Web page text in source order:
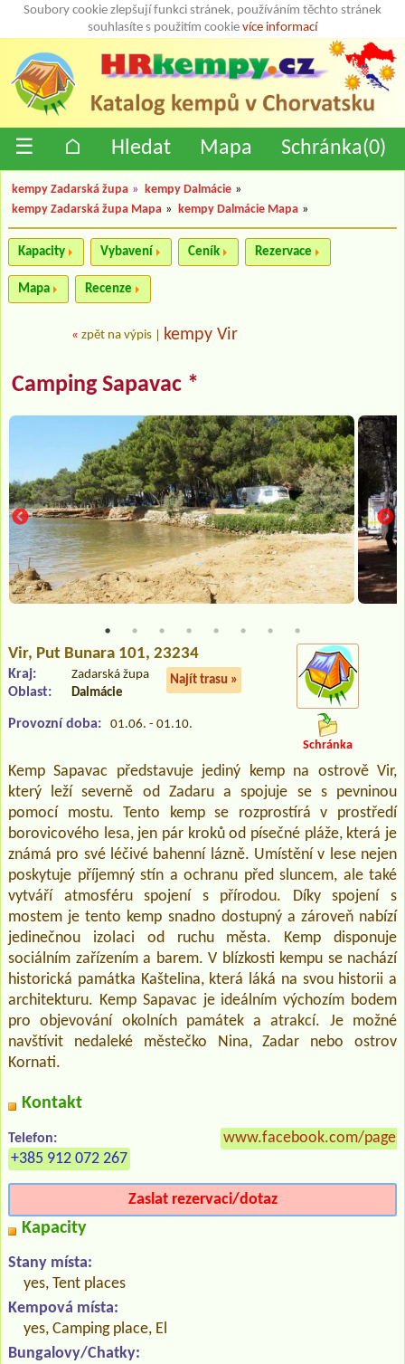
Soubory cookie zlepšují funkci stránek, používáním těchto stránek
souhlasíte s použitím cookie více informací
☰ ⌂ Hledat Mapa Schránka(0)
kempy Zadarská župa » kempy Dalmácie »
kempy Zadarská župa Mapa » kempy Dalmácie Mapa »
Kapacity Vybavení Ceník Rezervace
Mapa Recenze
« zpět na výpis kempy Vir
Camping Sapavac *
Vir, Put Bunara 101, 23234
Najít trasu »
Kraj: Zadarská župa
Oblast: Dalmácie
Provozní doba:
01.06. - 01.10.
Schránka
Kemp Sapavac představuje jediný kemp na ostrově Vir,
který leží severně od Zadaru a spojuje se s pevninou
pomocí mostu. Tento kemp se rozprostírá v prostředí
borovicového lesa, jen pár kroků od písečné pláže, která je
známá pro své léčivé bahenní lázně. Umístění v lese nejen
poskytuje příjemný stín a ochranu před sluncem, ale také
vytváří atmosféru spojení s přírodou. Díky spojení s
mostem je tento kemp snadno dostupný a zároveň nabízí
jedinečnou izolaci od ruchu města. Kemp disponuje
sociálním zařízením a barem. V blízkosti kempu se nachází
historická památka Kaštelina, která láká na svou historii a
architekturu. Kemp Sapavac je ideálním výchozím bodem
pro objevování okolních památek a atrakcí. Je možné
navštívit nedaleké městečko Nina, Zadar nebo ostrov
Kornati.
Kontakt
Telefon:
+385 912 072 267
www.facebook.com/
Zaslat rezervaci/dotaz
Kapacity
Stany místa:
yes, Tent places
Kempová místa:
yes, Camping place, El
Bungalovy/Chatky: